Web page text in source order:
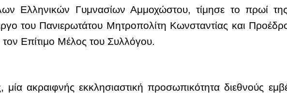
Ελληνικών Γυμνασίων Αμμοχώστου, τίμησε το πρωί
του Πανιερωτάτου Μητροπολίτη Κωνσταντίας και
Επίτιμο Μέλος του Συλλόγου.
ακραιφνής εκκλησιαστική προσωπικότητα διεθνούς